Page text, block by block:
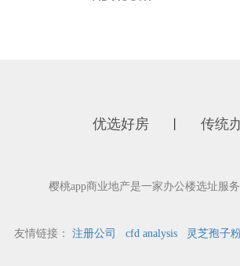
优选好房 传统
樱桃app商业地产是一家办公楼选址服务
友情链接： 注册公司 cfd analysis 灵芝孢子